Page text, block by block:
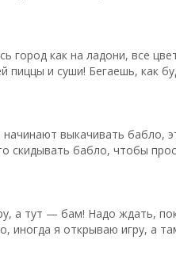
город как на ладони, все
пиццы и суши! Бегаешь, как
выкачивать бабло,
скидывать бабло, чтобы
а тут — бам! Надо ждать,
иногда я открываю игру, а